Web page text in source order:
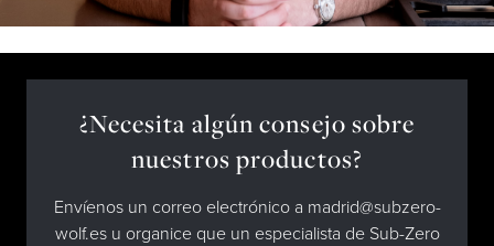
¿Necesita algún consejo sobre
nuestros productos?
Envíenos un correo electrónico a madrid@subzero-
wolf.es u organice que un especialista de Sub-Zero